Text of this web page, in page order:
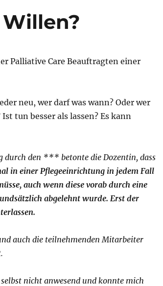
Palliative Care Beauftragten einer
neu, wer darf was wann? Oder wer
tun besser als lassen? Es kann
den *** betonte die Dozentin, dass
in einer Pflegeeinrichtung in jedem Fall
auch wenn diese vorab durch eine
abgelehnt wurde. Erst der
auch die teilnehmenden Mitarbeiter
nicht anwesend und konnte mich